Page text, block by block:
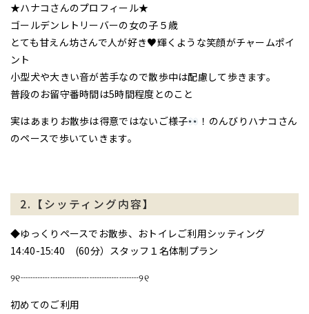
★ハナコさんのプロフィール★
ゴールデンレトリーバーの女の子５歳
とても甘えん坊さんで人が好き♥輝くような笑顔がチャームポイ
ント
小型犬や大きい音が苦手なので散歩中は配慮して歩きます。
普段のお留守番時間は5時間程度とのこと
実はあまりお散歩は得意ではないご様子
！のんびりハナコさん
のペースで歩いていきます。
2.【シッティング内容】
◆ゆっくりペースでお散歩、おトイレご利用シッティング
14:40-15:40 (60分）スタッフ１名体制プラン
୨୧┈┈┈┈┈┈┈┈┈┈┈┈୨୧
初めてのご利用